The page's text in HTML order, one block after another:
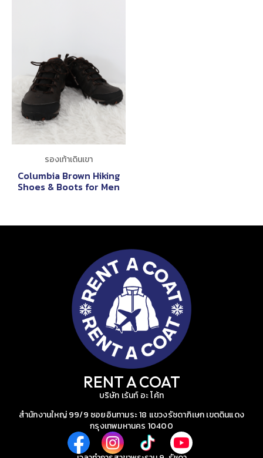
รองเท้าเดินเขา
Columbia Brown Hiking
Shoes & Boots for Men
RENT A COAT
บริษัท เร้นท์ อะ โค้ท
สำนักงานใหญ่ 99/9 ซอยอินทามระ 18 แขวงรัชดาภิเษก เขตดินแดง
กรุงเทพมหานคร 10400